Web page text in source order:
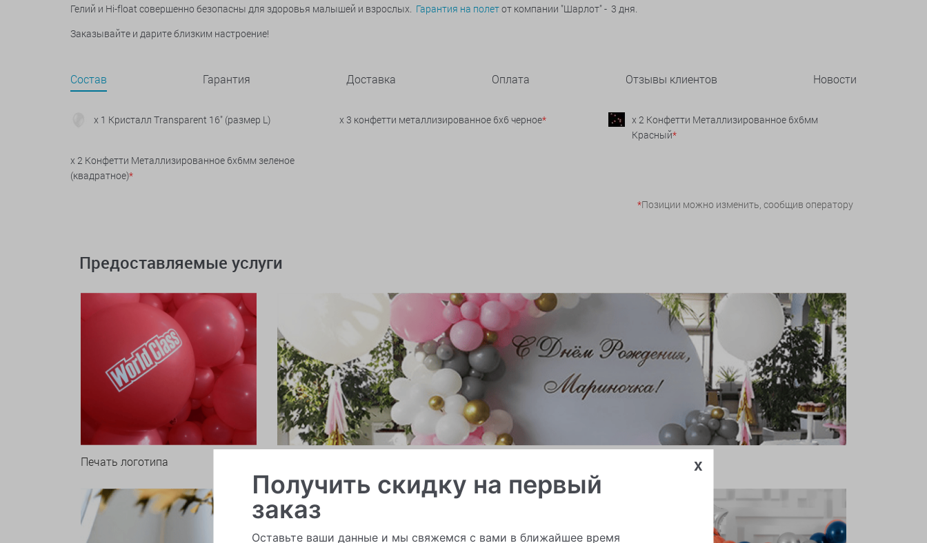
Гелий и Hi-float совершенно безопасны для здоровья малышей и взрослых. Гарантия на полетот компании "Шарлот" - 3 дня.
Заказывайте и дарите близким настроение!
Состав Гарантия Доставка Оплата Отзывы клиентов Новости
x 1 Кристалл Transparent 16" (размер L) x 3 конфетти металлизированное 6х6 черное*
x 2 Конфетти Металлизированное 6х6мм
Красный*
x 2 Конфетти Металлизированное 6х6мм зеленое
(квадратное)*
*Позиции можно изменить, сообщив оператору
Предоставляемые услуги
Печать логотипа x
Получить скидку на первый
заказ
Оставьте ваши данные и мы свяжемся с вами в ближайшее время